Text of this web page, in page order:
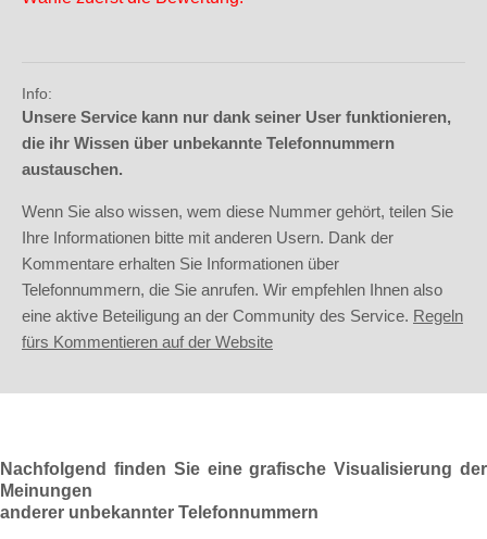
Info:
Unsere Service kann nur dank seiner User funktionieren,
die ihr Wissen über unbekannte Telefonnummern
austauschen.
Wenn Sie also wissen, wem diese Nummer gehört, teilen Sie
Ihre Informationen bitte mit anderen Usern. Dank der
Kommentare erhalten Sie Informationen über
Telefonnummern, die Sie anrufen. Wir empfehlen Ihnen also
eine aktive Beteiligung an der Community des Service. Regeln
fürs Kommentieren auf der Website
Nachfolgend finden Sie eine grafische Visualisierung der
Meinungen
anderer unbekannter Telefonnummern